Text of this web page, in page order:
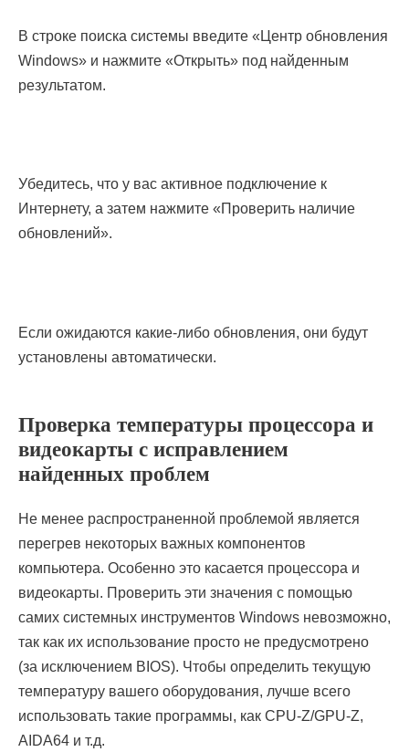
В строке поиска системы введите «Центр обновления
Windows» и нажмите «Открыть» под найденным
результатом.
Убедитесь, что у вас активное подключение к
Интернету, а затем нажмите «Проверить наличие
обновлений».
Если ожидаются какие-либо обновления, они будут
установлены автоматически.
Проверка температуры процессора и
видеокарты с исправлением
найденных проблем
Не менее распространенной проблемой является
перегрев некоторых важных компонентов
компьютера. Особенно это касается процессора и
видеокарты. Проверить эти значения с помощью
самих системных инструментов Windows невозможно,
так как их использование просто не предусмотрено
(за исключением BIOS). Чтобы определить текущую
температуру вашего оборудования, лучше всего
использовать такие программы, как CPU-Z/GPU-Z,
AIDA64 и т.д.